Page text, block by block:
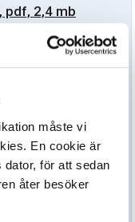
måste vi
En cookie är
för att sedan
åter besöker
pdf, 2,4 mb
pdf, 2,8 mb
2018-09-25,